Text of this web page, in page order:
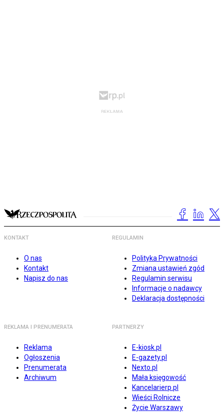
KONTAKT
O nas
Kontakt
Napisz do nas
REGULAMIN
Polityka Prywatności
Zmiana ustawień zgód
Regulamin serwisu
Informacje o nadawcy
Deklaracja dostępności
REKLAMA I PRENUMERATA
Reklama
Ogłoszenia
Prenumerata
Archiwum
PARTNERZY
E-kiosk.pl
E-gazety.pl
Nexto.pl
Mała księgowość
Kancelarierp.pl
Wieści Rolnicze
Życie Warszawy